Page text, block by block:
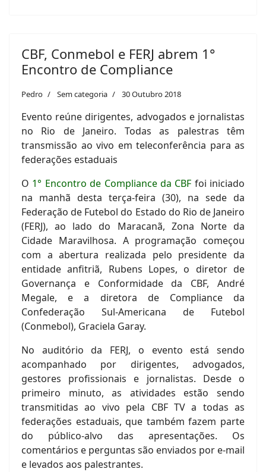
CBF, Conmebol e FERJ abrem 1°
Encontro de Compliance
Pedro Sem categoria 30 Outubro 2018
Evento reúne dirigentes, advogados e jornalistas
no Rio de Janeiro. Todas as palestras têm
transmissão ao vivo em teleconferência para as
federações estaduais
O 1° Encontro de Compliance da CBF foi iniciado
na manhã desta terça-feira (30), na sede da
Federação de Futebol do Estado do Rio de Janeiro
(FERJ), ao lado do Maracanã, Zona Norte da
Cidade Maravilhosa. A programação começou
com a abertura realizada pelo presidente da
entidade anfitriã, Rubens Lopes, o diretor de
Governança e Conformidade da CBF, André
Megale, e a diretora de Compliance da
Confederação Sul-Americana de Futebol
(Conmebol), Graciela Garay.
No auditório da FERJ, o evento está sendo
acompanhado por dirigentes, advogados,
gestores profissionais e jornalistas. Desde o
primeiro minuto, as atividades estão sendo
transmitidas ao vivo pela CBF TV a todas as
federações estaduais, que também fazem parte
do público-alvo das apresentações. Os
comentários e perguntas são enviados por e-mail
e levados aos palestrantes.